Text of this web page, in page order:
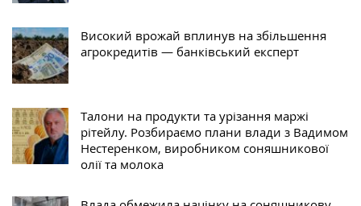
Високий врожай вплинув на збільшення
агрокредитів — банківський експерт
Талони на продукти та урізання маржі
рітейлу. Розбираємо плани влади з Вадимом
Нестеренком, виробником соняшникової
олії та молока